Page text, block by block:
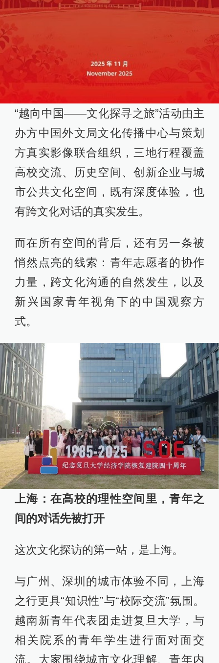
“越向中国——文化探寻之旅”活动由主
办方中国外文局文化传播中心与策划
方真实影像联合组织，三地行程覆盖
高校交流、历史空间、创新企业与城
市公共文化空间，既有深度体验，也
有跨文化对话的真实发生。
而在所有空间的背后，还有另一条被
悄然点亮的线索：青年志愿者的协作
力量，跨文化沟通的自然发生，以及
新兴国家青年视角下的中国观察方
式。
上海：在高校的理性空间里，青年之
间的对话先被打开
这次文化探访的第一站，是上海。
与广州、深圳的城市体验不同，上海
之行更具“知识性”与“校际交流”氛围。
越南新青年代表团走进复旦大学，与
相关院系的青年学生进行面对面交
流。大家围绕城市文化理解、青年内